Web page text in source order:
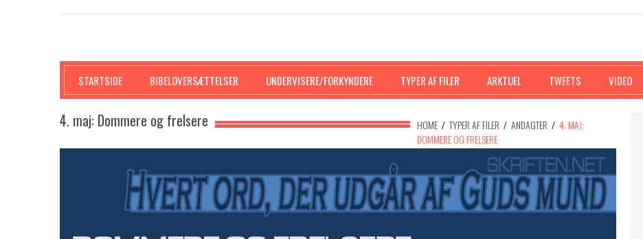
SKRIFTEN
STARTSIDE BIBELOVERSÆTTELSER UNDERVISERE/FORKYNDERE TYPER AF FILER ARKTUEL TWEETS VIDEO
HOME / TYPER AF FILER / ANDAGTER / 4. MAJ:
DOMMERE OG FRELSERE
4. maj: Dommere og frelsere